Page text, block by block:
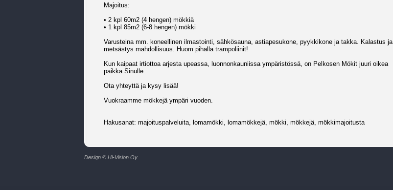
Majoitus:
• 2 kpl 60m2 (4 hengen) mökkiä
• 1 kpl 85m2 (6-8 hengen) mökki
Varusteina mm. koneellinen ilmastointi, sähkösauna, astiapesukone, pyykkikone ja takka. Kalastus ja
metsästys mahdollisuus. Huom pihalla trampoliinit!
Kun kaipaat irtiottoa arjesta upeassa, luonnonkauniissa ympäristössä, on Pelkosen Mökit juuri oikea
paikka Sinulle.
Ota yhteyttä ja kysy lisää!
Vuokraamme mökkejä ympäri vuoden.
Hakusanat: majoituspalveluita, lomamökki, lomamökkejä, mökki, mökkejä, mökkimajoitusta
Design © Hi-Vision Oy